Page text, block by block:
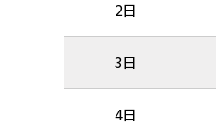
2日
3日
4日